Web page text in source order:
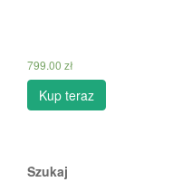
799.00 zł
Kup teraz
Szukaj